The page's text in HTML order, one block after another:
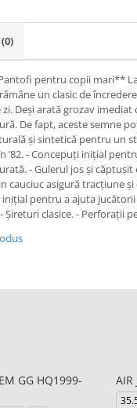
(0)
pentru copii mari**
un clasic de
Deși arată grozav imediat
De fapt, aceste semne
și sintetică pentru un
’82. - Concepuți inițial
- Gulerul jos și
cauciuc asigură tracțiune
pentru a ajuta
clasice. - Perforații
GG HQ1999-
AIR